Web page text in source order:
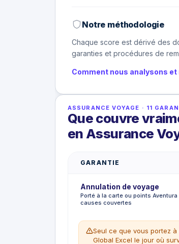
Notre méthodologie
Chaque score est dérivé des
garanties et procédures de
Comment nous analysons
ASSURANCE VOYAGE · 11
Que couvre
en Assurance
GARANTIE
Annulation de voyage
Porté à la carte ou points Aventura
causes couvertes
Seul ce que vous portez
Global Excel le jour où